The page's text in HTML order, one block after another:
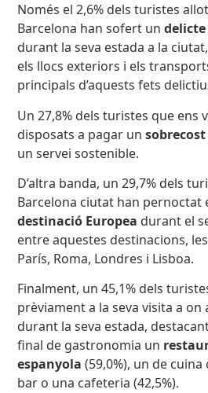
Només el 2,6% dels turistes
Barcelona han sofert undelicte
durant la seva estada a la
els llocs exteriors i els
principals d’aquests fets
Un 27,8% dels turistes que ens
disposats a pagar un
un servei sostenible.
D’altra banda, un 29,7% dels
Barcelona ciutat han pernoctat
destinació Europea durant el
entre aquestes destinacions,
París, Roma, Londres i Lisboa.
Finalment, un 45,1% dels
prèviament a la seva visita a
durant la seva estada,
final de gastronomia un
espanyola (59,0%), un de cuina
bar o una cafeteria (42,5%).